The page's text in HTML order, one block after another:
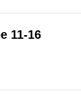
11-16